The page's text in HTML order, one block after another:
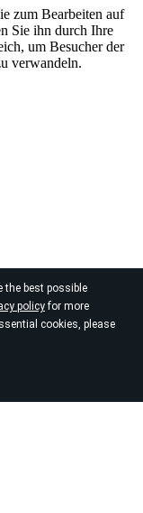
the best possible
policyfor more
cookies, please
zum Bearbeiten auf
Sie ihn durch Ihre
um Besucher der
verwandeln.